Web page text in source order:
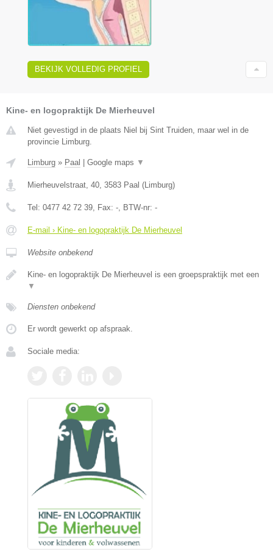
BEKIJK VOLLEDIG PROFIEL
Kine- en logopraktijk De Mierheuvel
Niet gevestigd in de plaats Niel bij Sint Truiden, maar wel in de
provincie Limburg.
Limburg » Paal | Google maps ▼
Mierheuvelstraat, 40 3583 Paal (Limburg)
Tel: 0477 42 72 39 , Fax: - , BTW-nr: -
E-mail › Kine- en logopraktijk De Mierheuvel
Website onbekend
Kine- en logopraktijk De Mierheuvel is een groepspraktijk met een
▼
Diensten onbekend
Er wordt gewerkt op afspraak.
Sociale media: